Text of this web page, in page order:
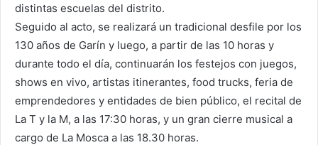
distintas escuelas del distrito.
Seguido al acto, se realizará un tradicional desfile por los
130 años de Garín y luego, a partir de las 10 horas y
durante todo el día, continuarán los festejos con juegos,
shows en vivo, artistas itinerantes, food trucks, feria de
emprendedores y entidades de bien público, el recital de
La T y la M, a las 17:30 horas, y un gran cierre musical a
cargo de La Mosca a las 18.30 horas.